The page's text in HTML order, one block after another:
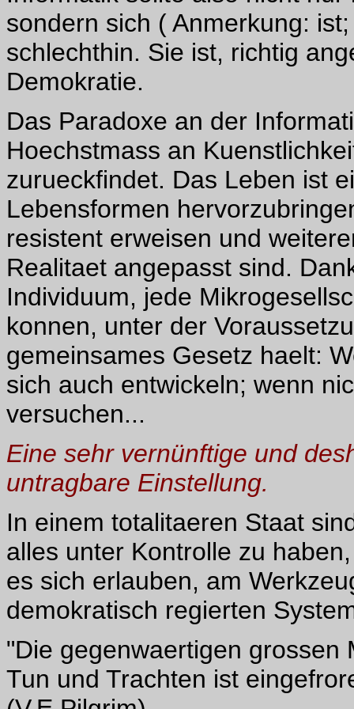
sondern sich ( Anmerkung:
schlechthin. Sie ist, richtig
Demokratie.
Das Paradoxe an der
Hoechstmass an
zurueckfindet. Das Leben ist
Lebensformen
resistent erweisen und
Realitaet angepasst sind.
Individuum, jede
konnen, unter der
gemeinsames Gesetz haelt:
sich auch entwickeln; wenn
versuchen...
Eine sehr vernünftige und
untragbare Einstellung.
In einem totalitaeren Staat
alles unter Kontrolle zu
es sich erlauben, am
demokratisch regierten
"Die gegenwaertigen grossen
Tun und Trachten ist